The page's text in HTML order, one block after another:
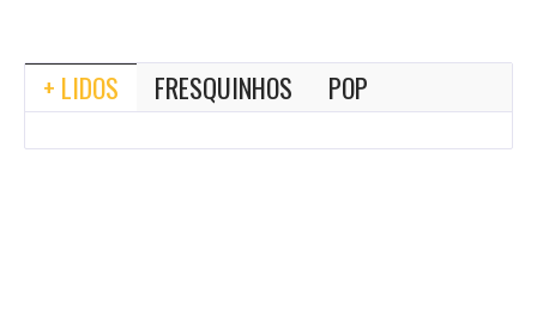
+ LIDOS FRESQUINHOS POP